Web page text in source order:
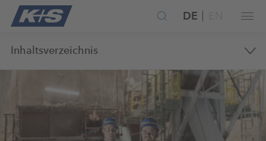
DE
Inhaltsverzeichnis